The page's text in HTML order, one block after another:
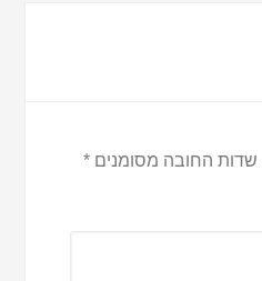
שדות החובה מסומנים*